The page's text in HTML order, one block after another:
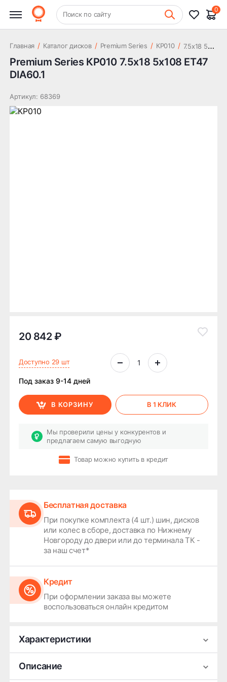
+7 (831) 261-35-35 Шиномонтаж
Поиск по сайту
0
5x108 ET47 DIA60.1
Главная / Каталог дисков / Premium Series / КР010 / 7
.5x18 5x108 ET47 DIA60.1
Premium Series КР010 7.5x18 5x108 ET47
DIA60.1
Артикул: 68369
20 842 ₽
Доступно 29 шт
Под заказ 9-14 дней
В КОРЗИНУ В 1 КЛИК
Мы проверили цены у конкурентов и
предлагаем самую выгодную
Товар можно купить в кредит
Бесплатная доставка
При покупке комплекта (4 шт.) шин, дисков
или колес в сборе, доставка по Нижнему
Новгороду до двери или до терминала ТК -
за наш счет*
Кредит
При оформлении заказа вы можете
воспользоваться онлайн кредитом
Характеристики
Производитель
Ширина
7.5
Описание